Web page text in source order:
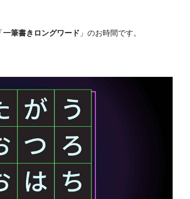
一筆書きロングワード 」のお時間です。